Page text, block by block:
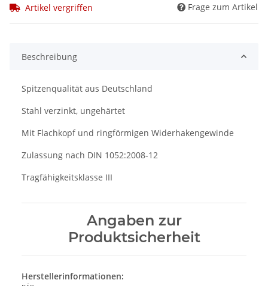
Artikel vergriffen Frage zum Artikel
Beschreibung
Spitzenqualität aus Deutschland
Stahl verzinkt, ungehärtet
Mit Flachkopf und ringförmigen Widerhakengewinde
Zulassung nach DIN 1052:2008-12
Tragfähigkeitsklasse III
Angaben zur
Produktsicherheit
Herstellerinformationen: